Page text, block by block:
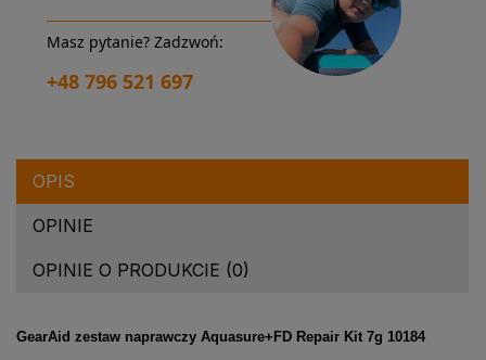
Masz pytanie? Zadzwoń:
+48 796 521 697
OPIS
OPINIE
OPINIE O PRODUKCIE (0)
GearAid zestaw naprawczy Aquasure+FD Repair Kit 7g 10184